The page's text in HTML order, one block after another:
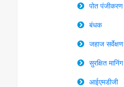
पोत पंजीकरण
बंधक
जहाज सर्वेक्षण
सुरक्षित मानिंग
आईएमडीजी